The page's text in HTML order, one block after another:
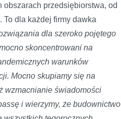
obszarach przedsiębiorstwa, od
dla każdej firmy dawka
dla szeroko pojętego
skoncentrowani na
warunków
Mocno skupiamy się na
wzmacnianie świadomości
i wierzymy, że budownictwo